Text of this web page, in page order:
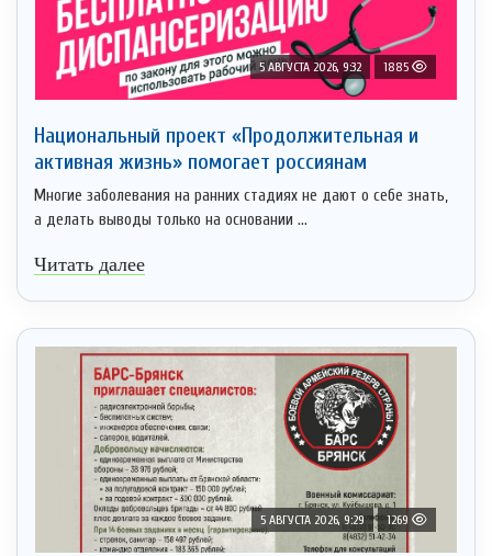
5 АВГУСТА 2026, 9:32 1885
Национальный проект «Продолжительная и
активная жизнь» помогает россиянам
Многие заболевания на ранних стадиях не дают о себе знать,
а делать выводы только на основании ...
Читать далее
5 АВГУСТА 2026, 9:29 1269